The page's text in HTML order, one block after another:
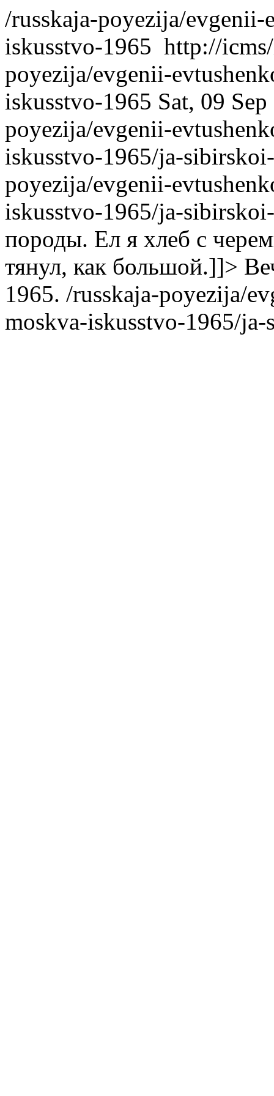
/russkaja-poyezija/
iskusstvo-1965 http://
poyezija/evgenii-
iskusstvo-1965 Sat, 09
poyezija/evgenii-
iskusstvo-1965/ja-
poyezija/evgenii-
iskusstvo-1965/ja-
породы. Ел я хлеб с
тянул, как большой.]]>
1965. /russkaja-poyezija/
moskva-iskusstvo-1965/